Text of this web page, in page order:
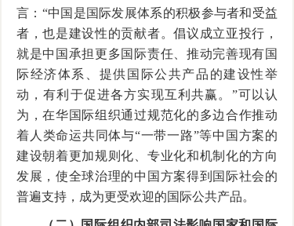
言： “中国是国际发展体系的积极参与者和受益
者，也是建设性的贡献者。倡议成立亚投行，
就是中国承担更多国际责任、推动完善现有国
际经济体系、提供国际公共产品的建设性举
动，有利于促进各方实现互利共赢。 ”可以认
为，在华国际组织通过规范化的多边合作推动
着人类命运共同体与“一带一路”等中国方案的
建设朝着更加规则化、专业化和机制化的方向
发展，使全球治理的中国方案得到国际社会的
普遍支持，成为更受欢迎的国际公共产品。